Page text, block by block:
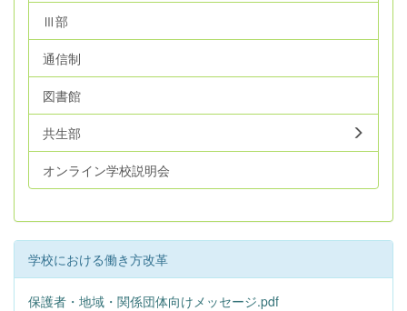
Ⅲ部
通信制
図書館
共生部
オンライン学校説明会
学校における働き方改革
保護者・地域・関係団体向けメッセージ.pdf